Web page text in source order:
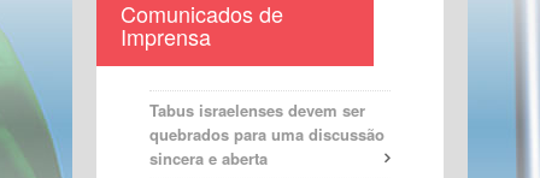
Comunicados de
Imprensa
Tabus israelenses devem ser
quebrados para uma discussão
sincera e aberta